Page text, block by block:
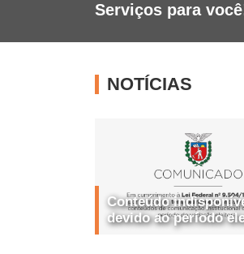
Serviços para
NOTÍCIAS
Conteúdo
devido ao período